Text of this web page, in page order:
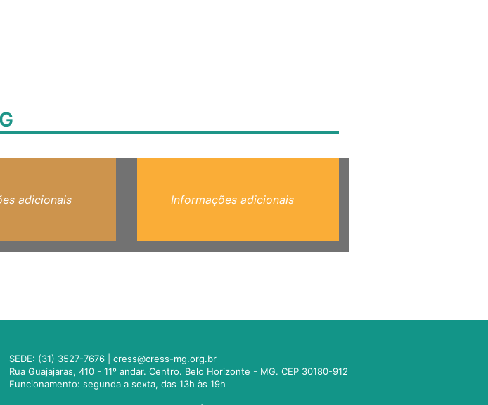
adicionais Informações adicionais
SEDE: (31) 3527-7676 |cress@cress-mg.org.br
Rua Guajajaras, 410 - 11º andar. Centro. Belo Horizonte - MG. CEP 30180-912
Funcionamento: segunda a sexta, das 13h às 19h